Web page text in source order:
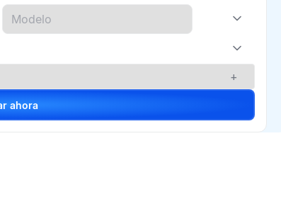
+
Solicitar ahora